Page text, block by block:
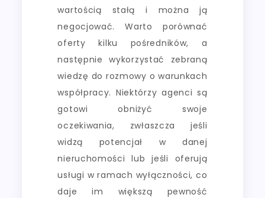
wartością stałą i można ją
negocjować. Warto porównać
oferty kilku pośredników, a
następnie wykorzystać zebraną
wiedzę do rozmowy o warunkach
współpracy. Niektórzy agenci są
gotowi obniżyć swoje
oczekiwania, zwłaszcza jeśli
widzą potencjał w danej
nieruchomości lub jeśli oferują
usługi w ramach wyłączności, co
daje im większą pewność